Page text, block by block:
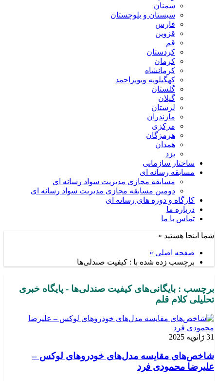
سمنان
سیستان و بلوچستان
فارس
قزوین
قم
کردستان
کرمان
کرمانشاه
کهگیلویه وبویراحمد
گلستان
گیلان
لرستان
مازندران
مرکزی
هرمزگان
همدان
یزد
ساختار سازمانی
مسابقه رسانه ای
مسابقه مجازی مدیریت سواد رسانه ای
دومین مسابقه مجازی مدیریت سواد رسانه ای
کارگاه و دوره های رسانه ای
درباره ما
تماس با ما
شما اینجا هستید »
صفحه اصلی »
برچسب زده شده با : کیفیت صندلی‌ها
برچسب : بایگانی‌های کیفیت صندلی‌ها - پایگاه خبری
تحلیلی کلام قلم
31 ژانویه 2025
شاخص‌های مقایسه مدل‌های خودروهای لوکس –
علیرضا محمودی فرد